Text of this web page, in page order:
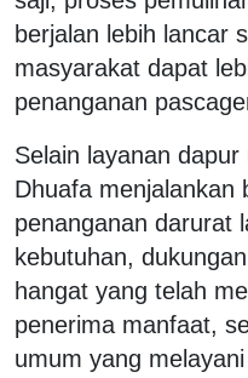
berjalan lebih lancar
masyarakat dapat
penanganan
Selain layanan
Dhuafa menjalankan
penanganan darurat
kebutuhan,
hangat yang telah
penerima manfaat,
umum yang